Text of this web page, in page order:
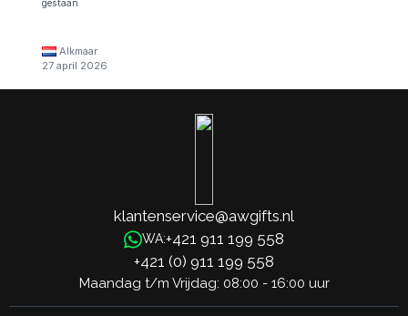
gestaan
Alkmaar
27 april 2026
klantenservice@awgifts.nl
WA:+421 911 199 558
+421 (0) 911 199 558
Maandag t/m Vrijdag: 08:00 - 16:00 uur